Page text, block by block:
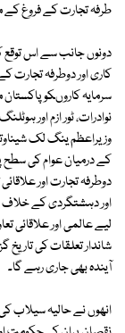
طرفہ تجارت کے فروغ کے
دونوں جانب سے اس توقع
کاری اور دوطرفہ تجارت
سرمایہ کاروںکو پاکستان
نوادرات، ٹور ازم اور
وزیراعظم ینگ لک
کے درمیان عوام کی سطح
دوطرفہ تجارت اور
اور دہشتگردی کے
لیے عالمی اور علاقائی
شاندار تعلقات کی
آیندہ بھی جاری رہے گا۔
انھوں نے حالیہ سیلاب